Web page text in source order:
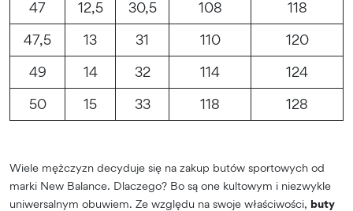
47
12,5 30,5 108
118
47,5
13 31 110
120
49
14 32 114
124
50
15 33 118 128
Wiele mężczyzn decyduje się na zakup butów sportowych od
marki New Balance. Dlaczego? Bo są one kultowym i niezwykle
uniwersalnym obuwiem. Ze względu na swoje właściwości, buty